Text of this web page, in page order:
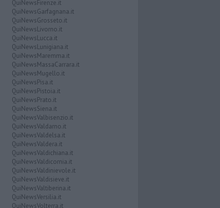
QuiNewsFirenze.it
QuiNewsGarfagnana.it
QuiNewsGrosseto.it
QuiNewsLivorno.it
QuiNewsLucca.it
QuiNewsLunigiana.it
QuiNewsMaremma.it
QuiNewsMassaCarrara.it
QuiNewsMugello.it
QuiNewsPisa.it
QuiNewsPistoia.it
QuiNewsPrato.it
QuiNewsSiena.it
QuiNewsValbisenzio.it
QuiNewsValdarno.it
QuiNewsValdelsa.it
QuiNewsValdera.it
QuiNewsValdichiana.it
QuiNewsValdicornia.it
QuiNewsValdinievole.it
QuiNewsValdisieve.it
QuiNewsValtiberina.it
QuiNewsVersilia.it
QuiNewsVolterra.it